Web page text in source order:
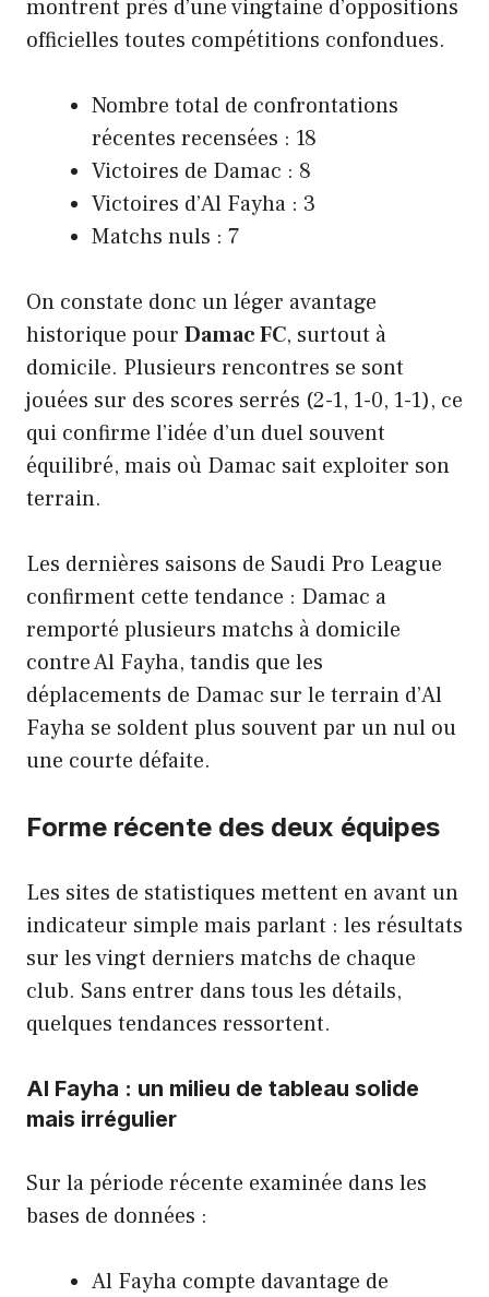
montrent près d’une vingtaine d’oppositions
officielles toutes compétitions confondues.
Nombre total de confrontations
récentes recensées : 18
Victoires de Damac : 8
Victoires d’Al Fayha : 3
Matchs nuls : 7
On constate donc un léger avantage
historique pour Damac FC, surtout à
domicile. Plusieurs rencontres se sont
jouées sur des scores serrés (2-1, 1-0, 1-1), ce
qui confirme l’idée d’un duel souvent
équilibré, mais où Damac sait exploiter son
terrain.
Les dernières saisons de Saudi Pro League
confirment cette tendance : Damac a
remporté plusieurs matchs à domicile
contre Al Fayha, tandis que les
déplacements de Damac sur le terrain d’Al
Fayha se soldent plus souvent par un nul ou
une courte défaite.
Forme récente des deux équipes
Les sites de statistiques mettent en avant un
indicateur simple mais parlant : les résultats
sur les vingt derniers matchs de chaque
club. Sans entrer dans tous les détails,
quelques tendances ressortent.
Al Fayha : un milieu de tableau solide
mais irrégulier
Sur la période récente examinée dans les
bases de données :
Al Fayha compte davantage de